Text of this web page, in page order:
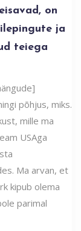
on
ja
teiega
põhjus, miks.
mille ma
USAga
Ma arvan, et
kipub olema
parimal